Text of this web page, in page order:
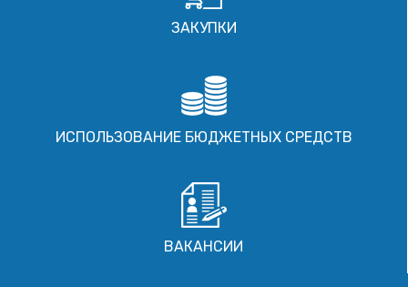
ЗАКУПКИ
ИСПОЛЬЗОВАНИЕ БЮДЖЕТНЫХ СРЕДСТВ
ВАКАНСИИ